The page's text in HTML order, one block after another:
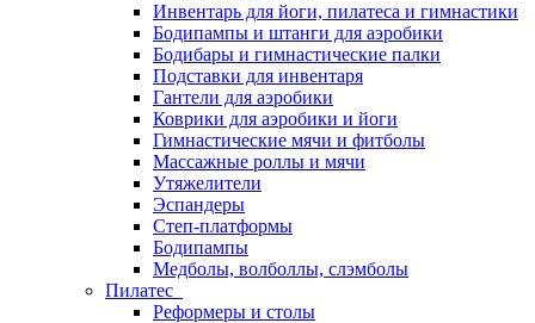
Инвентарь для йоги, пилатеса и гимнастики
Бодипампы и штанги для аэробики
Бодибары и гимнастические палки
Подставки для инвентаря
Гантели для аэробики
Коврики для аэробики и йоги
Гимнастические мячи и фитболы
Массажные роллы и мячи
Утяжелители
Эспандеры
Степ-платформы
Бодипампы
Медболы, волболлы, слэмболы
Пилатес
Реформеры и столы